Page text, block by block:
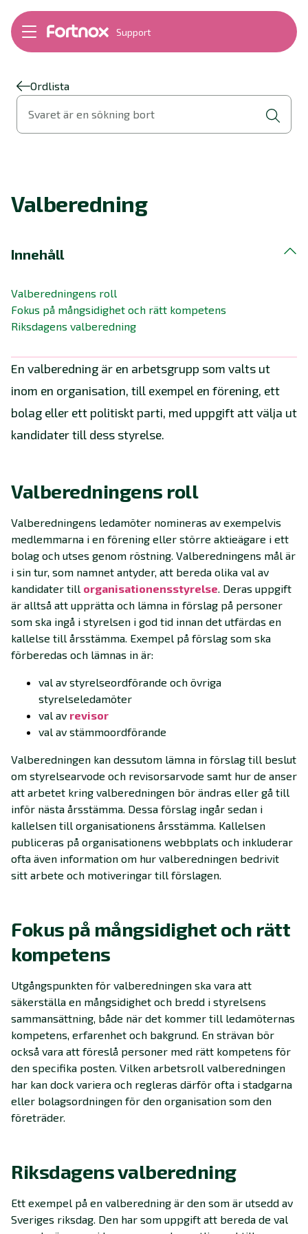
Support
Bokföring
Fakturering
Byt till Fortnox
Felsökning
Support Play
Ordlista
Svaret är en sökning bort
Valberedning
Innehåll
Valberedningens roll
Fokus på mångsidighet och rätt kompetens
Riksdagens valberedning
En valberedning är en arbetsgrupp som valts ut
inom en organisation, till exempel en förening, ett
bolag eller ett politiskt parti, med uppgift att välja ut
kandidater till dess styrelse.
Valberedningens roll
Valberedningens ledamöter nomineras av exempelvis
medlemmarna i en förening eller större aktieägare i ett
bolag och utses genom röstning. Valberedningens mål är
i sin tur, som namnet antyder, att bereda olika val av
kandidater till organisationensstyrelse. Deras uppgift
är alltså att upprätta och lämna in förslag på personer
som ska ingå i styrelsen i god tid innan det utfärdas en
kallelse till årsstämma. Exempel på förslag som ska
förberedas och lämnas in är:
val av styrelseordförande och övriga
styrelseledamöter
val av revisor
val av stämmoordförande
Valberedningen kan dessutom lämna in förslag till beslut
om styrelsearvode och revisorsarvode samt hur de anser
att arbetet kring valberedningen bör ändras eller gå till
inför nästa årsstämma. Dessa förslag ingår sedan i
kallelsen till organisationens årsstämma. Kallelsen
publiceras på organisationens webbplats och inkluderar
ofta även information om hur valberedningen bedrivit
sitt arbete och motiveringar till förslagen.
Fokus på mångsidighet och rätt
kompetens
Utgångspunkten för valberedningen ska vara att
säkerställa en mångsidighet och bredd i styrelsens
sammansättning, både när det kommer till ledamöternas
kompetens, erfarenhet och bakgrund. En strävan bör
också vara att föreslå personer med rätt kompetens för
den specifika posten. Vilken arbetsroll valberedningen
har kan dock variera och regleras därför ofta i stadgarna
eller bolagsordningen för den organisation som den
företräder.
Riksdagens valberedning
Ett exempel på en valberedning är den som är utsedd av
Sveriges riksdag. Den har som uppgift att bereda de val